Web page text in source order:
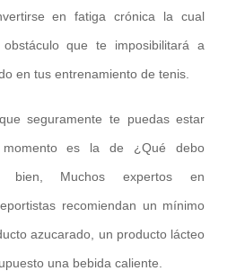
en fatiga crónica la cual
que te imposibilitará a
en tus entrenamiento de tenis.
seguramente te puedas estar
es la de ¿Qué debo
bien, Muchos expertos en
recomiendan un mínimo
azucarado, un producto lácteo
una bebida caliente.